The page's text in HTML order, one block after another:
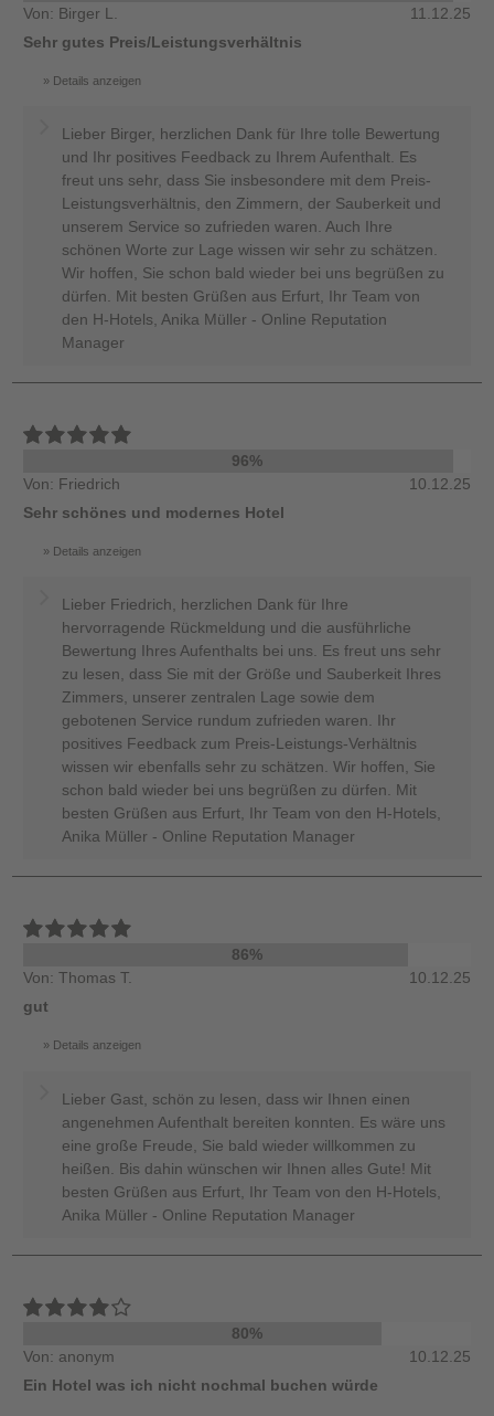
Von: Birger L.
11.12.25
Sehr gutes Preis/Leistungsverhältnis
Details anzeigen
Lieber Birger, herzlichen Dank für Ihre tolle Bewertung
und Ihr positives Feedback zu Ihrem Aufenthalt. Es
freut uns sehr, dass Sie insbesondere mit dem Preis-
Leistungsverhältnis, den Zimmern, der Sauberkeit und
unserem Service so zufrieden waren. Auch Ihre
schönen Worte zur Lage wissen wir sehr zu schätzen.
Wir hoffen, Sie schon bald wieder bei uns begrüßen zu
dürfen. Mit besten Grüßen aus Erfurt, Ihr Team von
den H-Hotels, Anika Müller - Online Reputation
Manager
96%
Von: Friedrich
10.12.25
Sehr schönes und modernes Hotel
Details anzeigen
Lieber Friedrich, herzlichen Dank für Ihre
hervorragende Rückmeldung und die ausführliche
Bewertung Ihres Aufenthalts bei uns. Es freut uns sehr
zu lesen, dass Sie mit der Größe und Sauberkeit Ihres
Zimmers, unserer zentralen Lage sowie dem
gebotenen Service rundum zufrieden waren. Ihr
positives Feedback zum Preis-Leistungs-Verhältnis
wissen wir ebenfalls sehr zu schätzen. Wir hoffen, Sie
schon bald wieder bei uns begrüßen zu dürfen. Mit
besten Grüßen aus Erfurt, Ihr Team von den H-Hotels,
Anika Müller - Online Reputation Manager
86%
Von: Thomas T.
10.12.25
gut
Details anzeigen
Lieber Gast, schön zu lesen, dass wir Ihnen einen
angenehmen Aufenthalt bereiten konnten. Es wäre uns
eine große Freude, Sie bald wieder willkommen zu
heißen. Bis dahin wünschen wir Ihnen alles Gute! Mit
besten Grüßen aus Erfurt, Ihr Team von den H-Hotels,
Anika Müller - Online Reputation Manager
80%
Von: anonym
10.12.25
Ein Hotel was ich nicht nochmal buchen würde